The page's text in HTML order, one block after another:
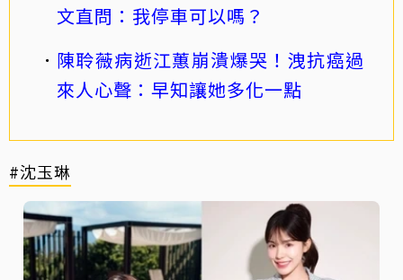
文直問：我停車可以嗎？
陳聆薇病逝江蕙崩潰爆哭！洩抗癌過
來人心聲：早知讓她多化一點
#沈玉琳